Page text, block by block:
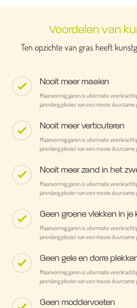
Voordelen van
Ten opzichte van gras heeft
Nooit meer maaien
Maanvormig garen is uitermate
jarenlang plezier van een mooie duurzame
Nooit meer verticuteren
Maanvormig garen is uitermate
jarenlang plezier van een mooie duurzame
Nooit meer zand in het
Maanvormig garen is uitermate
jarenlang plezier van een mooie duurzame
Geen groene vlekken in je
Maanvormig garen is uitermate
jarenlang plezier van een mooie duurzame
Geen gele en dorre
Maanvormig garen is uitermate
jarenlang plezier van een mooie duurzame
Geen moddervoeten